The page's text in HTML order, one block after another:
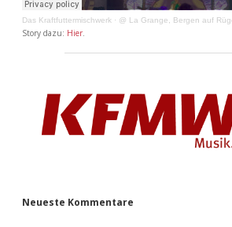
Das Kraftfuttermischwerk · @ La Grange, Bergen auf
Story dazu: Hier.
Neueste Kommentare